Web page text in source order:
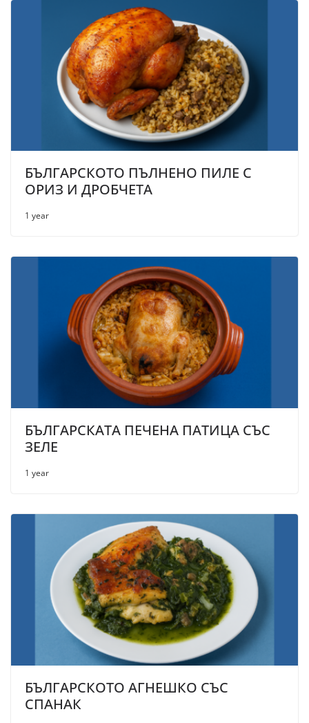
БЪЛГАРСКОТО ПЪЛНЕНО ПИЛЕ С
ОРИЗ И ДРОБЧЕТА
1 year
БЪЛГАРСКАТА ПЕЧЕНА ПАТИЦА СЪС
ЗЕЛЕ
1 year
БЪЛГАРСКОТО АГНЕШКО СЪС
СПАНАК